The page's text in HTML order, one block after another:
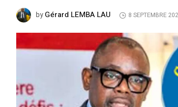
byGérard LEMBA LAU 8 SEPTEMBRE